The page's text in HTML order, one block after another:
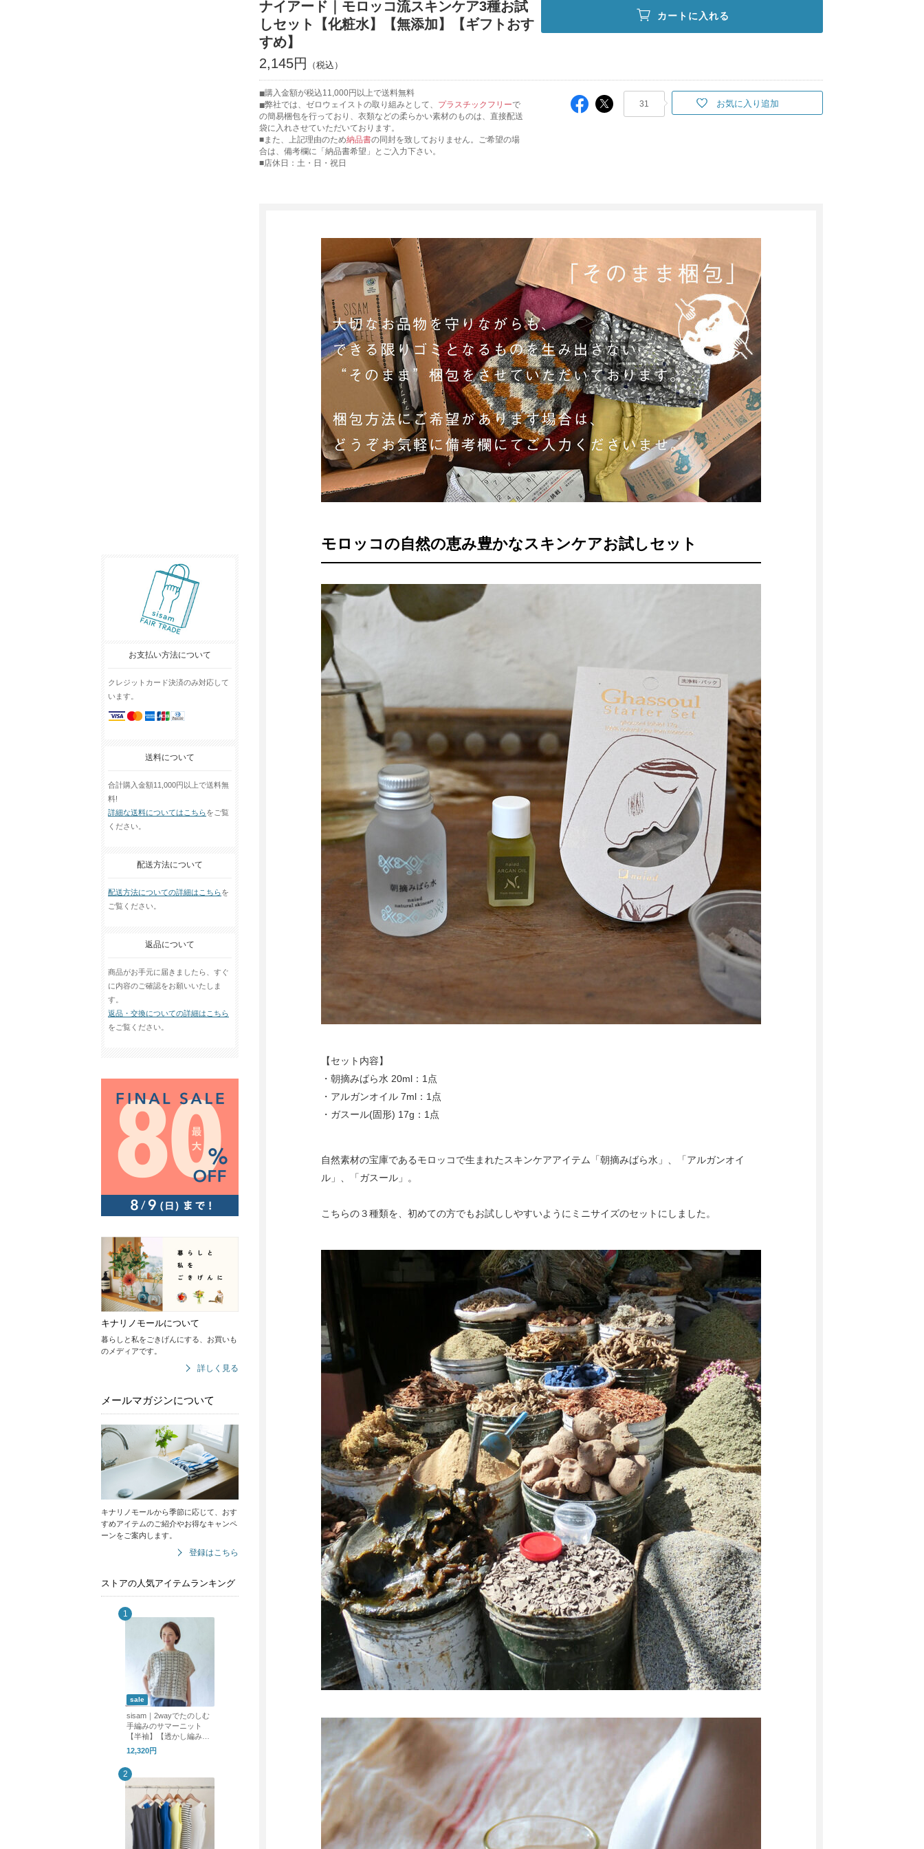
お支払い方法について
クレジットカード決済のみ対応して
います。
送料について
合計購入金額11,000円以上で送料無
料!
詳細な送料についてはこちらをご覧
ください。
配送方法について
配送方法についての詳細はこちらを
ご覧ください。
返品について
商品がお手元に届きましたら、すぐ
に内容のご確認をお願いいたしま
す。
返品・交換についての詳細はこちら
をご覧ください。
キナリノモールについて
暮らしと私をごきげんにする、お買いも
のメディアです。
詳しく見る
メールマガジンについて
キナリノモールから季節に応じて、おす
すめアイテムのご紹介やお得なキャンペ
ーンをご案内します。
登録はこちら
ストアの人気アイテムランキング
sale
sisam｜2wayでたのしむ
手編みのサマーニット
【半袖】【透かし編み】
【天然素材】/2wayリラ
ックスプルオーバー
12,320円
ナイアード｜モロッコ流スキンケア3種お試
しセット【化粧水】【無添加】【ギフトおす
すめ】
2,145円
カートに入れる
購入金額が税込11,000円以上で送料無料
弊社では、ゼロウェイストの取り組みとして、 プラスチックフリーで
の簡易梱包を行っており、衣類などの柔らかい素材のものは、直接配送
袋に入れさせていただいております。
■また、上記理由のため納品書の同封を致しておりません。ご希望の場
合は、備考欄に「納品書希望」とご入力下さい。
■店休日：土・日・祝日
31 お気に入り追加
モロッコの自然の恵み豊かなスキンケアお試しセット
【セット内容】
・朝摘みばら水 20ml：1点
・アルガンオイル 7ml：1点
・ガスール(固形) 17g：1点
自然素材の宝庫であるモロッコで生まれたスキンケアアイテム「朝摘みばら水」、「アルガンオイ
ル」、「ガスール」。
こちらの３種類を、初めての方でもお試ししやすいようにミニサイズのセットにしました。